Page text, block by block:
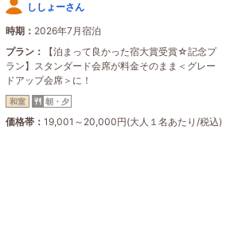
ししょーさん
時期
2026年7月宿泊
プラン
【泊まって良かった宿大賞受賞☆記念プ
ラン】スタンダード会席が料金そのまま＜グレー
ドアップ会席＞に！
和室 朝・夕
価格帯 19,001～20,000円(大人１名あたり/税込)